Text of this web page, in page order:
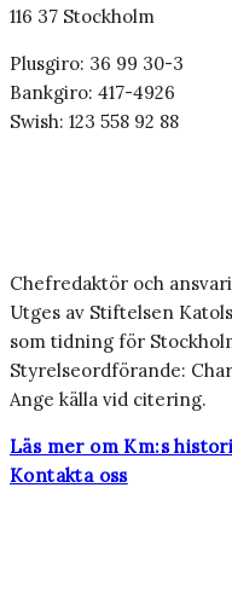
116 37 Stockholm
Plusgiro: 36 99 30-3
Bankgiro: 417-4926
Swish: 123 558 92 88
Chefredaktör och
Utges av Stiftelsen
som tidning för
Styrelseordförande:
Ange källa vid citering.
Läs mer om Km:s
Kontakta oss